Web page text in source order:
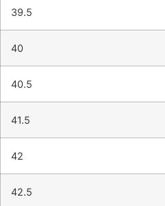
39.5
40
40.5
41.5
42
42.5